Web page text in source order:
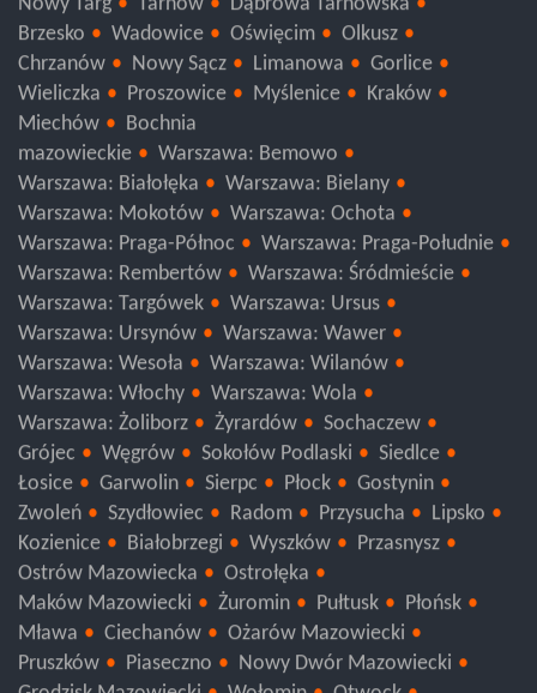
Nowy Targ
Tarnów
Dąbrowa Tarnowska
Brzesko
Wadowice Oświęcim
Olkusz
Chrzanów
Nowy Sącz Limanowa
Gorlice
Wieliczka
Proszowice Myślenice
Kraków
Miechów
Bochnia
mazowieckie
Warszawa: Bemowo
Warszawa: Białołęka
Warszawa: Bielany
Warszawa: Mokotów
Warszawa: Ochota
Warszawa: Praga-Północ
Warszawa: Praga-Południe
Warszawa: Rembertów
Warszawa: Śródmieście
Warszawa: Targówek
Warszawa: Ursus
Warszawa: Ursynów
Warszawa: Wawer
Warszawa: Wesoła
Warszawa: Wilanów
Warszawa: Włochy
Warszawa: Wola
Warszawa: Żoliborz
Żyrardów
Sochaczew
Grójec
Węgrów Sokołów Podlaski
Siedlce
Łosice
Garwolin Sierpc Płock
Gostynin
Zwoleń
Szydłowiec Radom Przysucha
Lipsko
Kozienice
Białobrzegi Wyszków
Przasnysz
Ostrów Mazowiecka
Ostrołęka
Maków Mazowiecki
Żuromin Pułtusk
Płońsk
Mława
Ciechanów
Ożarów Mazowiecki
Pruszków
Piaseczno
Nowy Dwór Mazowiecki